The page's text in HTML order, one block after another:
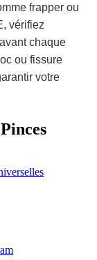
frapper ou
vérifiez
chaque
ou fissure
votre